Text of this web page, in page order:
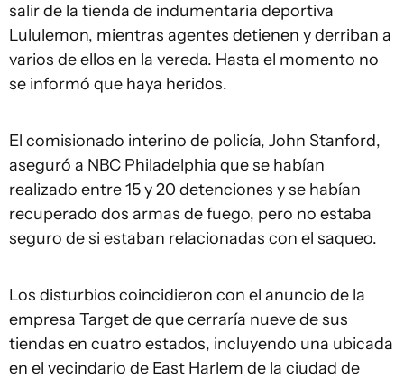
salir de la tienda de indumentaria deportiva
Lululemon, mientras agentes detienen y derriban a
varios de ellos en la vereda. Hasta el momento no
se informó que haya heridos.
El comisionado interino de policía, John Stanford,
aseguró a NBC Philadelphia que se habían
realizado entre 15 y 20 detenciones y se habían
recuperado dos armas de fuego, pero no estaba
seguro de si estaban relacionadas con el saqueo.
Los disturbios coincidieron con el anuncio de la
empresa Target de que cerraría nueve de sus
tiendas en cuatro estados, incluyendo una ubicada
en el vecindario de East Harlem de la ciudad de